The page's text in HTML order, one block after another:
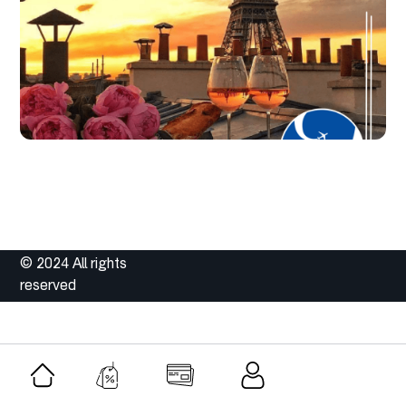
© 2024 All rights
reserved